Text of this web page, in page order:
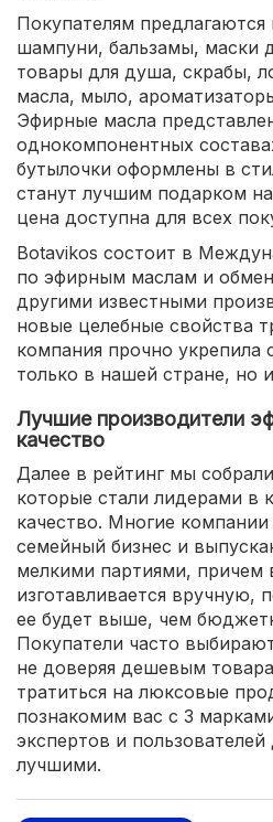
Покупателям предлагаются
шампуни, бальзамы, маски
товары для душа, скрабы,
масла, мыло,
Эфирные масла
однокомпонентных
бутылочки оформлены в
станут лучшим подарком
цена доступна для всех
Botavikos состоит в
по эфирным маслам и
другими известными
новые целебные свойства
компания прочно укрепила
только в нашей стране, но
Лучшие производители
качество
Далее в рейтинг мы
которые стали лидерами в
качество. Многие
семейный бизнес и
мелкими партиями, причем
изготавливается вручную,
ее будет выше, чем
Покупатели часто
не доверяя дешевым
тратиться на люксовые
познакомим вас с 3
экспертов и
лучшими.